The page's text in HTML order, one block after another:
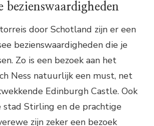
bezienswaardigheden
door Schotland zijn er een
bezienswaardigheden die je
Zo is een bezoek aan het
Ness natuurlijk een must, net
Edinburgh Castle. Ook
stad Stirling en de prachtige
zijn zeker een bezoek